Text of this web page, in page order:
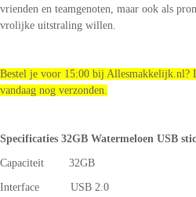
vrienden en teamgenoten, maar ook als
vrolijke uitstraling willen.
Bestel je voor 15:00 bij Allesmakkelijk.nl?
vandaag nog verzonden.
Specificaties 32GB Watermeloen USB
Capaciteit 32GB
Interface USB 2.0